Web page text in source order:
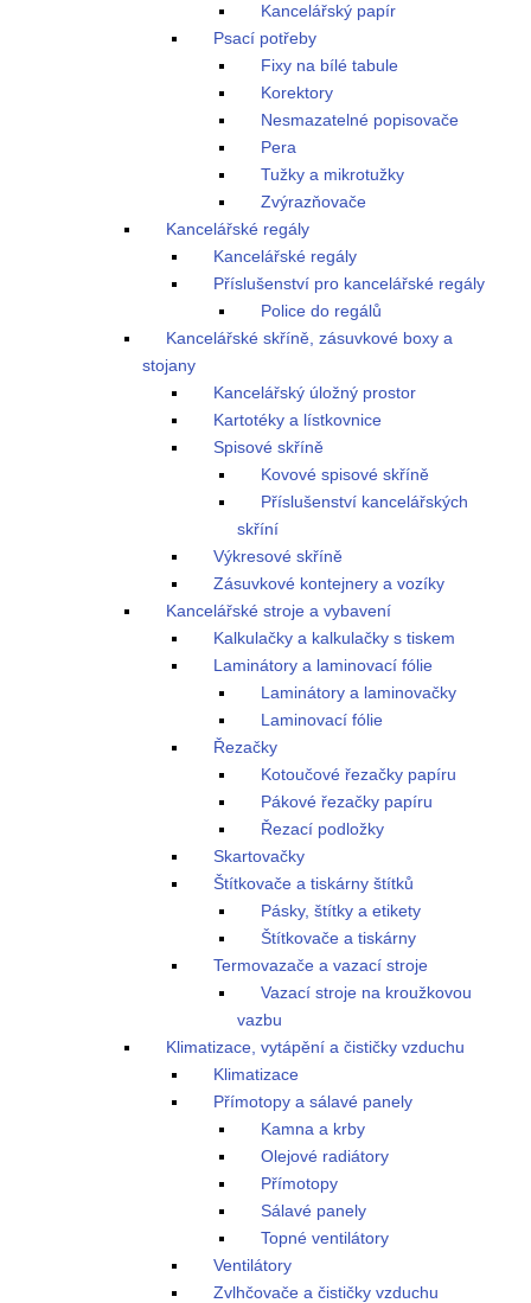
Kancelářský papír
Psací potřeby
Fixy na bílé tabule
Korektory
Nesmazatelné popisovače
Pera
Tužky a mikrotužky
Zvýrazňovače
Kancelářské regály
Kancelářské regály
Příslušenství pro kancelářské regály
Police do regálů
Kancelářské skříně, zásuvkové boxy a
stojany
Kancelářský úložný prostor
Kartotéky a lístkovnice
Spisové skříně
Kovové spisové skříně
Příslušenství kancelářských
skříní
Výkresové skříně
Zásuvkové kontejnery a vozíky
Kancelářské stroje a vybavení
Kalkulačky a kalkulačky s tiskem
Laminátory a laminovací fólie
Laminátory a laminovačky
Laminovací fólie
Řezačky
Kotoučové řezačky papíru
Pákové řezačky papíru
Řezací podložky
Skartovačky
Štítkovače a tiskárny štítků
Pásky, štítky a etikety
Štítkovače a tiskárny
Termovazače a vazací stroje
Vazací stroje na kroužkovou
vazbu
Klimatizace, vytápění a čističky vzduchu
Klimatizace
Přímotopy a sálavé panely
Kamna a krby
Olejové radiátory
Přímotopy
Sálavé panely
Topné ventilátory
Ventilátory
Zvlhčovače a čističky vzduchu